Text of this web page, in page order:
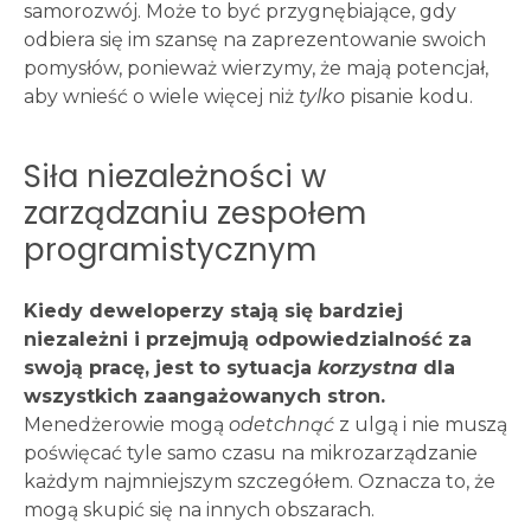
samorozwój. Może to być przygnębiające, gdy
odbiera się im szansę na zaprezentowanie swoich
pomysłów, ponieważ wierzymy, że mają potencjał,
aby wnieść o wiele więcej niż tylko pisanie kodu.
Siła niezależności w
zarządzaniu zespołem
programistycznym
Kiedy deweloperzy stają się bardziej
niezależni i przejmują odpowiedzialność za
swoją pracę, jest to sytuacja korzystna dla
wszystkich zaangażowanych stron.
Menedżerowie mogą odetchnąć z ulgą i nie muszą
poświęcać tyle samo czasu na mikrozarządzanie
każdym najmniejszym szczegółem. Oznacza to, że
mogą skupić się na innych obszarach.